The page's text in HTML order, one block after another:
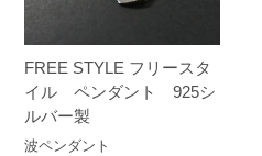
FREE STYLE フリースタ
イル ペンダント 925シ
ルバー製
波ペンダント